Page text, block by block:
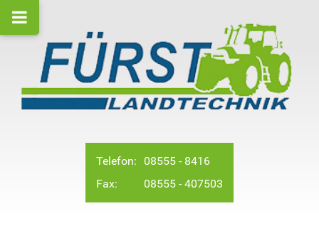
Telefon:
08555 - 8416
Fax:
08555 - 407503